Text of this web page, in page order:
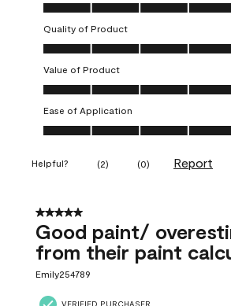
Overall Appearance, 5.0 out of 5
Quality of Product
Quality of Product, 5.0 out of 5
Value of Product
Value of Product, 5.0 out of 5
Ease of Application
Ease of Application, 5.0 out of 5
Helpful? (2) (0) Report
5 out of 5 stars.
Good paint/
from their paint
Emily254789
VERIFIED PURCHASER